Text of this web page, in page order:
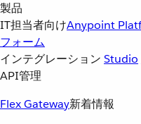
製品
IT担当者向けAnypoint
フォーム
インテグレーション Studio
API管理
Flex Gateway新着情報